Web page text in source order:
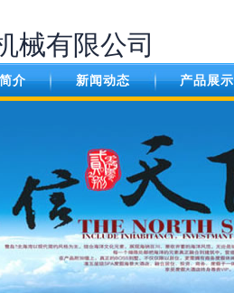
械有限公司
介 新闻动态 产品展示